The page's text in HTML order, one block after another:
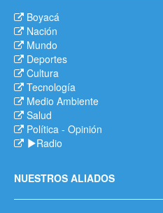
Boyacá
Nación
Mundo
Deportes
Cultura
Tecnología
Medio Ambiente
Salud
Política - Opinión
Radio
NUESTROS ALIADOS